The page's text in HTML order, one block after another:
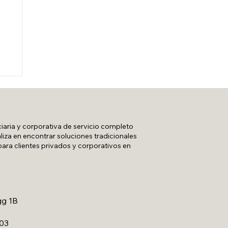
y corporativa de servicio completo
en encontrar soluciones tradicionales
clientes privados y corporativos en
1B